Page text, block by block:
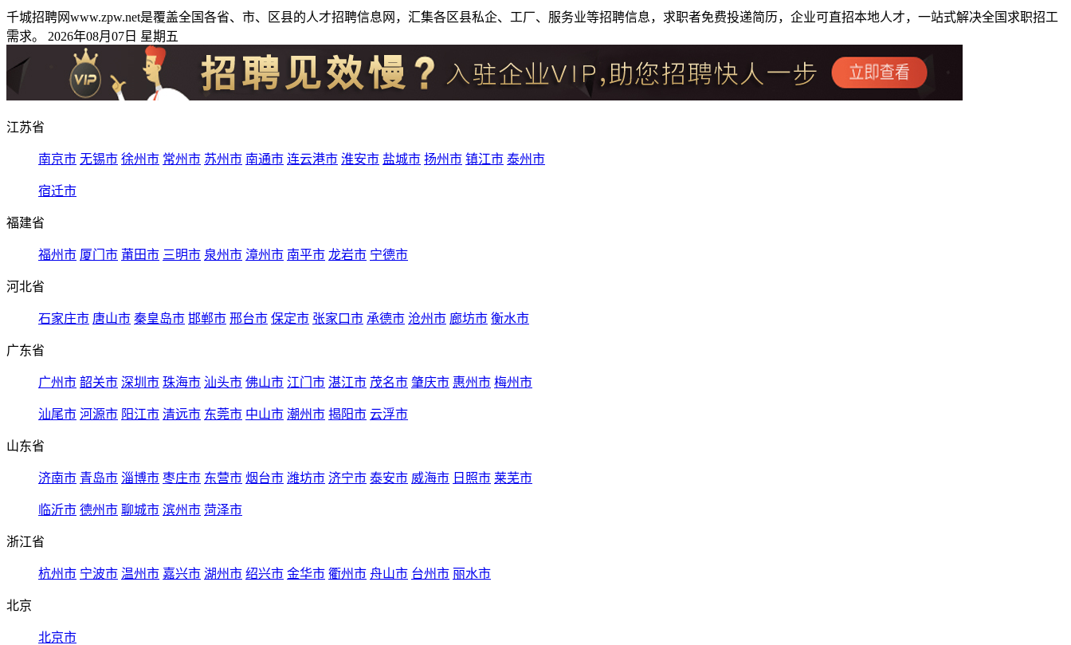
千城招聘网www.zpw.net是覆盖全国各省、市、区县的人才招聘信息网，汇集各区县私企、工厂、服务业等招聘信息，求职者免费投递简历，企业可直招本地人才，一站式解决全国求职招工
需求。 2026年08月07日 星期五
江苏省
南京市 无锡市 徐州市 常州市 苏州市 南通市 连云港市 淮安市 盐城市 扬州市 镇江市 泰州市
宿迁市
福建省
福州市 厦门市 莆田市 三明市 泉州市 漳州市 南平市 龙岩市 宁德市
河北省
石家庄市 唐山市 秦皇岛市 邯郸市 邢台市 保定市 张家口市 承德市 沧州市 廊坊市 衡水市
广东省
广州市 韶关市 深圳市 珠海市 汕头市 佛山市 江门市 湛江市 茂名市 肇庆市 惠州市 梅州市
汕尾市 河源市 阳江市 清远市 东莞市 中山市 潮州市 揭阳市 云浮市
山东省
济南市 青岛市 淄博市 枣庄市 东营市 烟台市 潍坊市 济宁市 泰安市 威海市 日照市 莱芜市
临沂市 德州市 聊城市 滨州市 菏泽市
浙江省
杭州市 宁波市 温州市 嘉兴市 湖州市 绍兴市 金华市 衢州市 舟山市 台州市 丽水市
北京
北京市